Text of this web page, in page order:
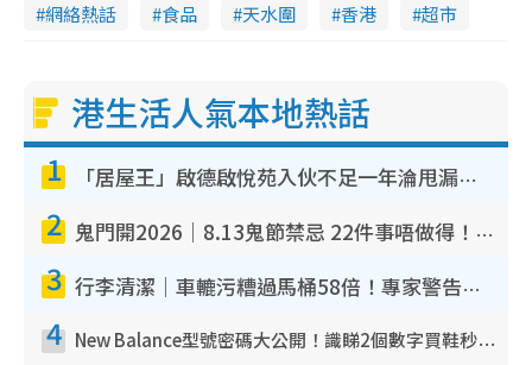
網絡熱話
食品 天水圍 香港 超市
港生活人氣本地熱話
1 「居屋王」啟德啟悅苑入伙不足一年淪甩漏之王！插頭噴火花致大停電 多戶業主全屋家電報銷
2 鬼門開2026｜8.13鬼節禁忌 22件事唔做得！燒肉、刺身要少食？半夜勿吹口哨/打呢個電話
3 行李清潔｜車轆污糟過馬桶58倍！專家警告忌用酒精抹 教1招免污手除菌
4 New Balance型號密碼大公開！識睇2個數字買鞋秒知功能免中伏 附5大熱門鞋款